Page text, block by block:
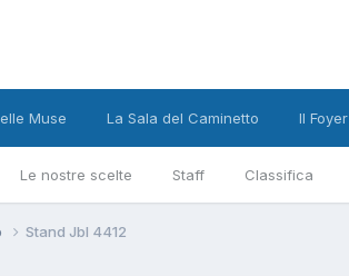
Le nostre scelte Staff Classifica
Muse La Sala del Caminetto Il Foyer
Stand Jbl 4412